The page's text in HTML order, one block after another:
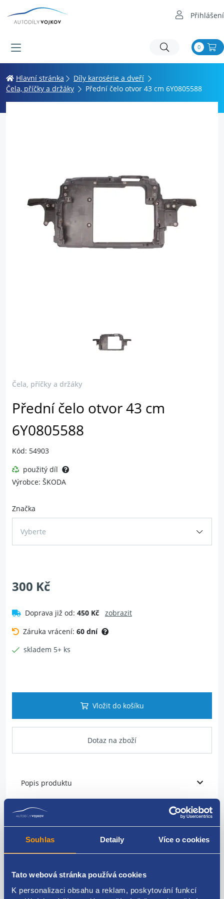
Souhlas Detaily Více o cookies
Tato webová stránka používá cookies
K personalizaci obsahu a reklam, poskytování funkcí
Přihlášení
0
Hlavní stránka
Díly karosérie a dveří
Čela, příčky a držáky
Přední čelo otvor 43 cm 6Y0805588
Čela, příčky a držáky
Přední čelo otvor 43 cm
6Y0805588
Kód: 54903
použitý díl
Výrobce: ŠKODA
Značka
Vyberte
300 Kč
Doprava již od: 450 Kč
zobrazit
Záruka vrácení: 60 dní
skladem 5+ ks
Vložit do košíku
Dotaz na zboží
Popis produktu
Přední čelo
pro motory: 44/50 kW
ŠKODA original: 6Y0805588